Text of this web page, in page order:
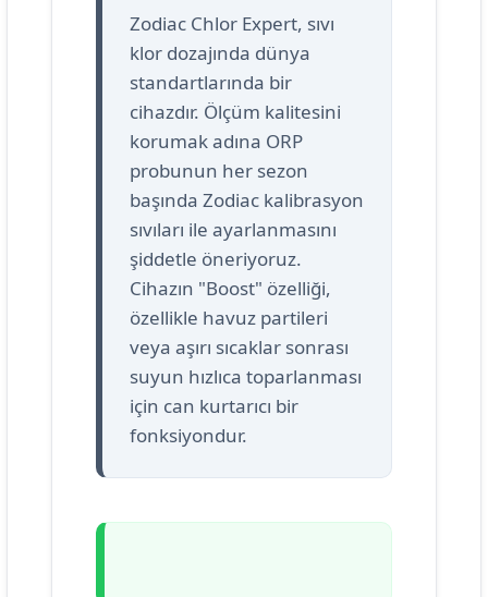
Zodiac Chlor Expert, sıvı
klor dozajında dünya
standartlarında bir
cihazdır. Ölçüm kalitesini
korumak adına ORP
probunun her sezon
başında Zodiac kalibrasyon
sıvıları ile ayarlanmasını
şiddetle öneriyoruz.
Cihazın "Boost" özelliği,
özellikle havuz partileri
veya aşırı sıcaklar sonrası
suyun hızlıca toparlanması
için can kurtarıcı bir
fonksiyondur.